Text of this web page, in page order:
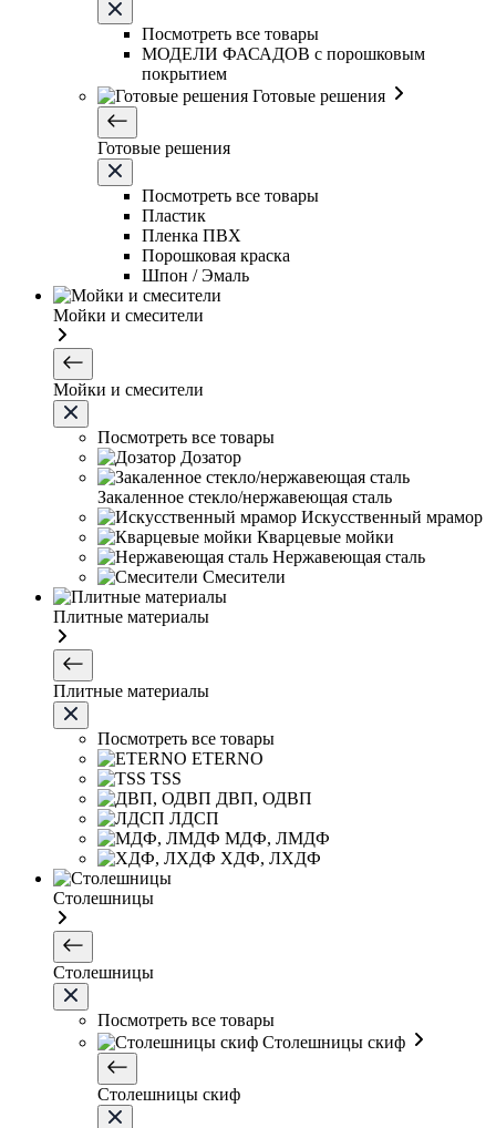
Посмотреть все товары
МОДЕЛИ ФАСАДОВ с порошковым
покрытием
Готовые решения
Готовые решения
Посмотреть все товары
Пластик
Пленка ПВХ
Порошковая краска
Шпон / Эмаль
Мойки и смесители
Мойки и смесители
Посмотреть все товары
Дозатор
Закаленное стекло/нержавеющая сталь
Искусственный мрамор
Кварцевые мойки
Нержавеющая сталь
Смесители
Плитные материалы
Плитные материалы
Посмотреть все товары
ETERNO
TSS
ДВП, ОДВП
ЛДСП
МДФ, ЛМДФ
ХДФ, ЛХДФ
Столешницы
Столешницы
Посмотреть все товары
Столешницы скиф
Столешницы скиф